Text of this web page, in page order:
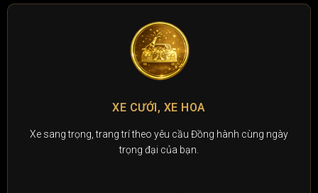
XE CƯỚI, XE HOA
Xe sang trọng, trang trí theo yêu cầu Đồng hành cùng ngày
trọng đại của bạn.